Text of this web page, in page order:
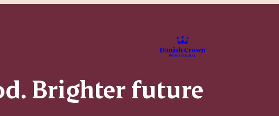
Brighter future